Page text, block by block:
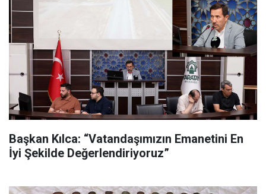
Başkan Kılca: “Vatandaşımızın Emanetini En
İyi Şekilde Değerlendiriyoruz”